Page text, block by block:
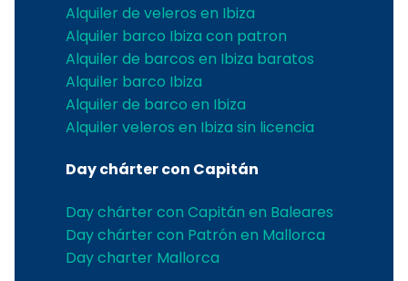
Alquiler de veleros en Ibiza
Alquiler barco Ibiza con patron
Alquiler de barcos en Ibiza baratos
Alquiler barco Ibiza
Alquiler de barco en Ibiza
Alquiler veleros en Ibiza sin licencia
Day chárter con Capitán
Day chárter con Capitán en Baleares
Day chárter con Patrón en Mallorca
Day charter Mallorca